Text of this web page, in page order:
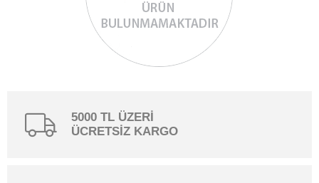
5000 TL ÜZERİ
ÜCRETSİZ KARGO